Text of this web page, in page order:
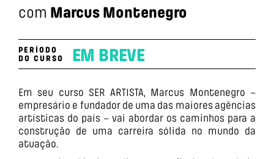
com Marcus Montenegro
PERÍODO
DO CURSO
EM BREVE
Em seu curso SER ARTISTA, Marcus Montenegro –
empresário e fundador de uma das maiores agências
artísticas do país – vai abordar os caminhos para a
construção de uma carreira sólida no mundo da
atuação.